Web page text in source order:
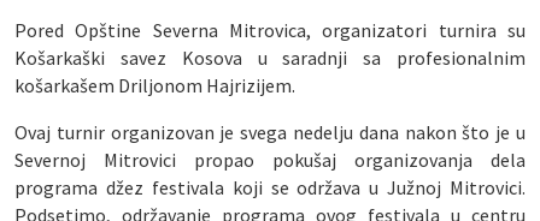
Pored Opštine Severna Mitrovica, organizatori turnira su
Košarkaški savez Kosova u saradnji sa profesionalnim
košarkašem Driljonom Hajrizijem.
Ovaj turnir organizovan je svega nedelju dana nakon što je u
Severnoj Mitrovici propao pokušaj organizovanja dela
programa džez festivala koji se održava u Južnoj Mitrovici.
Podsetimo, održavanje programa ovog festivala u centru